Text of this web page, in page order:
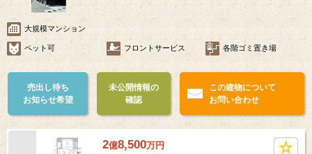
大規模マンション
ペット可 フロントサービス 各階ゴミ置き場
売出し待ち
お知らせ希望
未公開情報の
確認
この建物について
お問い合わせ
2億8,500万円